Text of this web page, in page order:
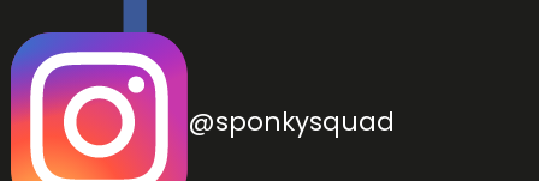
@sponkysquad